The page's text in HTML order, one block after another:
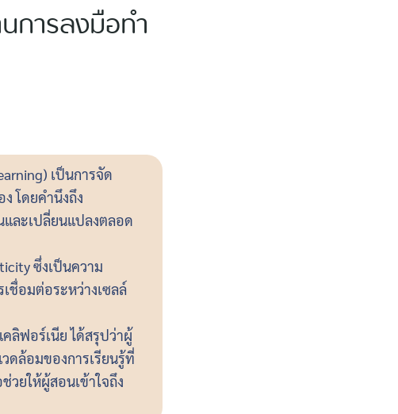
การลงมือทำ
เป็นการจัด
โดยคำนึงถึง
และเปลี่ยนแปลงตลอด
ซึ่งเป็นความ
ชื่อมต่อระหว่างเซลล์
ลิฟอร์เนีย ได้สรุปว่าผู้
ดล้อมของการเรียนรู้ที่
วยให้ผู้สอนเข้าใจถึง